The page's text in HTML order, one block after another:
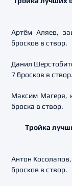
Артём Аляев,
бросков в створ.
Данил
7 бросков в створ.
Максим Магеря,
броска в створ.
Тройка
Антон
бросков в створ.